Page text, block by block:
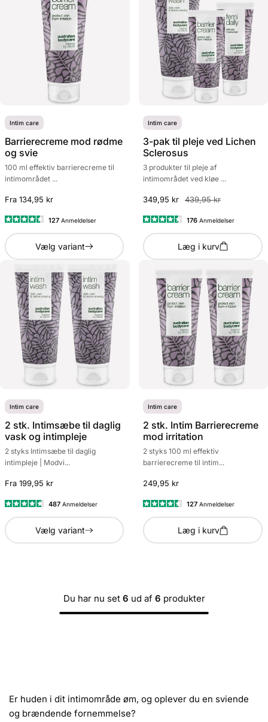
Intim care
Barrierecreme mod rødme
og svie
100 ml effektiv barrierecreme til
intimområdet ...
Fra 134,95 kr
4.5
ud
af
stjerner
127Anmeldelser
Vælg variant
Intim care
3-pak til pleje ved Lichen
Sclerosus
3 produkter til pleje af
intimområdet ved kløe ...
349,95 kr 439,95 kr
4.5
ud
af
stjerner
176 Anmeldelser
Læg i kurv
Intim care
2 stk. Intimsæbe til daglig
vask og intimpleje
2 styks Intimsæbe til daglig
intimpleje | Modvi...
Fra 199,95 kr
4.7
ud
af
487Anmeldelser
Vælg variant
Intim care
2 stk. Intim Barrierecreme
mod irritation
2 styks 100 ml effektiv
barrierecreme til intim...
249,95 kr
4.5
ud
af
127 Anmeldelser
Læg i kurv
Du har nu set 6 ud af 6 produkter
Er huden i dit intimområde øm, og oplever du en sviende
og brændende fornemmelse?